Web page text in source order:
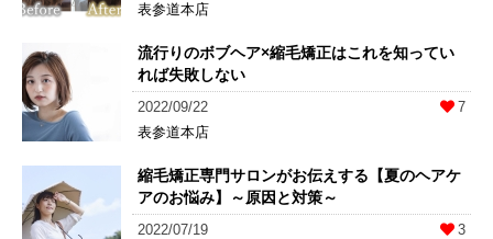
表参道本店
流行りのボブヘア×縮毛矯正はこれを知ってい
れば失敗しない
2022/09/22
7
表参道本店
縮毛矯正専門サロンがお伝えする【夏のヘアケ
アのお悩み】～原因と対策～
2022/07/19
3